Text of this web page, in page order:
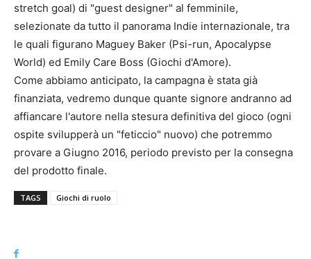
stretch goal) di "guest designer" al femminile,
selezionate da tutto il panorama Indie internazionale, tra
le quali figurano Maguey Baker (Psi-run, Apocalypse
World) ed Emily Care Boss (Giochi d'Amore).
Come abbiamo anticipato, la campagna è stata già
finanziata, vedremo dunque quante signore andranno ad
affiancare l'autore nella stesura definitiva del gioco (ogni
ospite svilupperà un "feticcio" nuovo) che potremmo
provare a Giugno 2016, periodo previsto per la consegna
del prodotto finale.
TAGS Giochi di ruolo